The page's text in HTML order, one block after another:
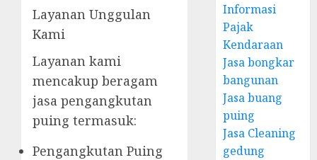
Layanan Unggulan
Kami
Layanan kami
mencakup beragam
jasa pengangkutan
puing termasuk:
Pengangkutan Puing
Informasi
Pajak
Kendaraan
Jasa bongkar
bangunan
Jasa buang
puing
Jasa Cleaning
gedung